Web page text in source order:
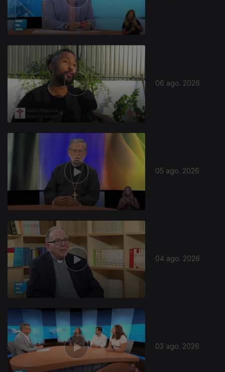
06 ago. 2026
05 ago. 2026
04 ago. 2026
03 ago. 2026